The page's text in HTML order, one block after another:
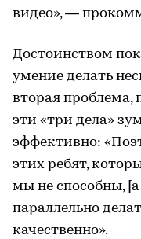
видео», —
Достоинством
умение делать
вторая проблема,
эти «три дела»
эффективно:
этих ребят,
мы не способны,
параллельно
качественно».